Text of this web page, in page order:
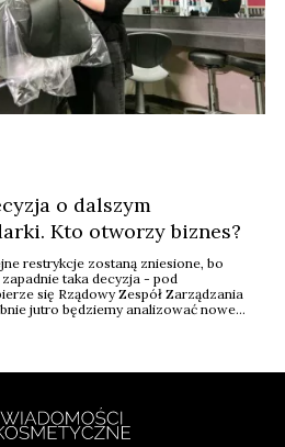
o dalszym
Kto otworzy biznes?
restrykcje zostaną zniesione, bo
taka decyzja - pod
się Rządowy Zespół Zarządzania
jutro będziemy analizować nowe